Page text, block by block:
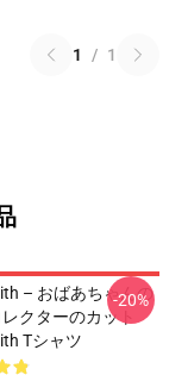
1 / 1
– おばあちゃんの
クターのカット
Tシャツ
-20%